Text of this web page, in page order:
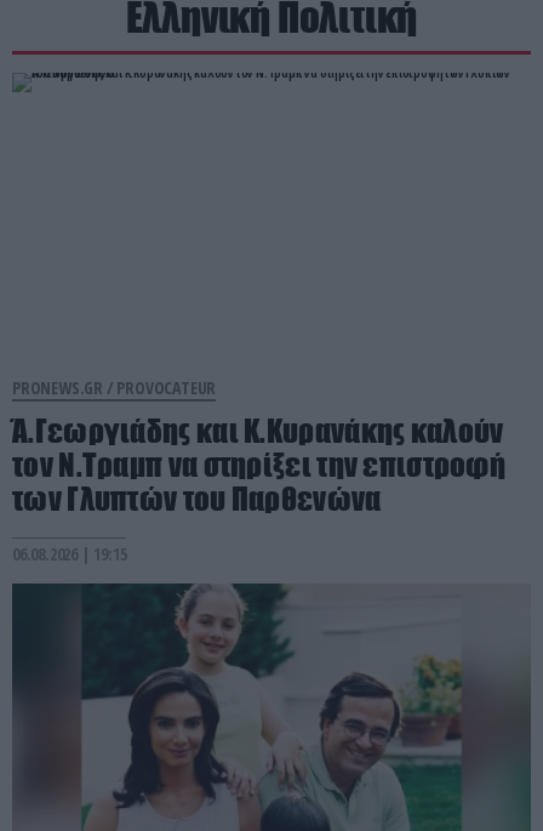
Ελληνική Πολιτική
PRONEWS.GR / PROVOCATEUR
Ά.Γεωργιάδης και Κ.Κυρανάκης καλούν
τον Ν.Τραμπ να στηρίξει την επιστροφή
των Γλυπτών του Παρθενώνα
06.08.2026 | 19:15